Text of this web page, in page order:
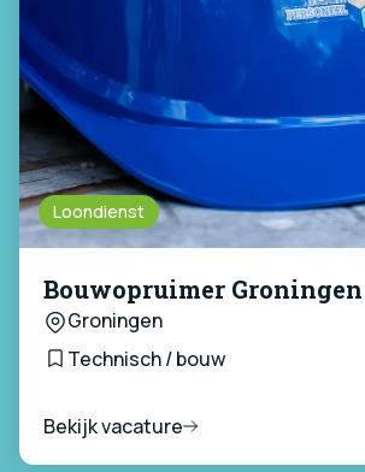
Loondienst
Bouwopruimer Groningen
Groningen
Technisch / bouw
Bekijk vacature